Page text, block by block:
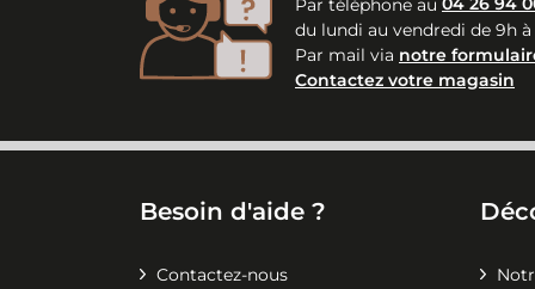
Par téléphone au 04 26 94
du lundi au vendredi de 9h à
Par mail via notre
Contactez votre magasin
Besoin d'aide ?
Contactez-nous